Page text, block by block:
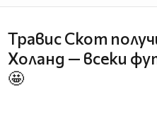
Травис Скот
Холанд — всеки
🤩